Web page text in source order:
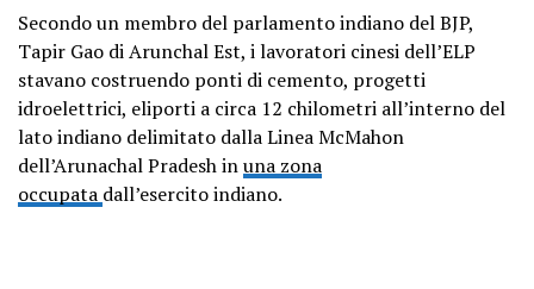
Secondo un membro del parlamento indiano del BJP,
Tapir Gao di Arunchal Est, i lavoratori cinesi dell’ELP
stavano costruendo ponti di cemento, progetti
idroelettrici, eliporti a circa 12 chilometri all’interno del
lato indiano delimitato dalla Linea McMahon
dell’Arunachal Pradesh inuna zona
occupata dall’esercito indiano.